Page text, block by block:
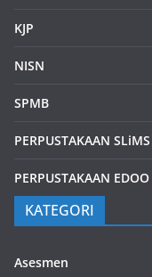
KJP
NISN
SPMB
PERPUSTAKAAN SLiMS
PERPUSTAKAAN EDOO
KATEGORI
Asesmen